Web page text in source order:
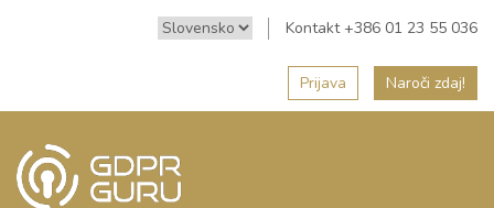
Kontakt +386 01 23 55 036
Prijava Naroči zdaj!